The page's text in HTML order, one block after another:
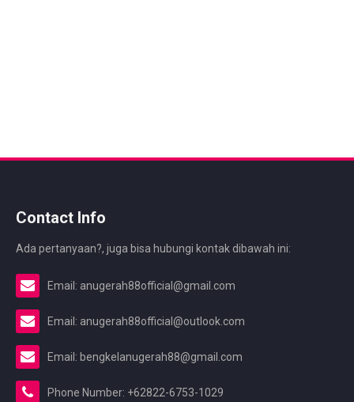
Contact Info
Ada pertanyaan?, juga bisa hubungi kontak dibawah ini:
Email: anugerah88official@gmail.com
Email: anugerah88official@outlook.com
Email: bengkelanugerah88@gmail.com
Phone Number: +62822-6753-1029